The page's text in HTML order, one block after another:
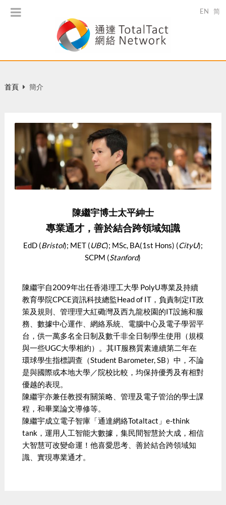
EN 简
首頁 簡介
陳繼宇博士太平紳士
專業通才，善於結合跨領域知識
EdD (Bristol); MET (UBC); MSc, BA(1st Hons) (CityU);
SCPM (Stanford)
陳繼宇自2009年出任香港理工大學 PolyU專業及持續
教育學院CPCE資訊科技總監Head of IT，負責制定IT政
策及規則、管理理大紅磡灣及西九龍校園的IT設施和服
務、數據中心運作、網絡系統、電腦中心及電子學習平
台，供一萬多名全日制及數千非全日制學生使用（規模
與一些UGC大學相約）。其IT服務質素連續第二年在
環球學生指標調查（Student Barometer, SB）中，不論
是與國際或本地大學／院校比較，均保持優秀及有相對
優越的表現。
陳繼宇亦兼任教授有關策略、管理及電子管治的學士課
程，和畢業論文導修等。
陳繼宇成立電子智庫「通達網絡Totaltact」e-think
tank，運用人工智能大數據，集民間智慧於大成，相信
大智慧可改變命運！他喜愛思考、善於結合跨領域知
識、實現專業通才。